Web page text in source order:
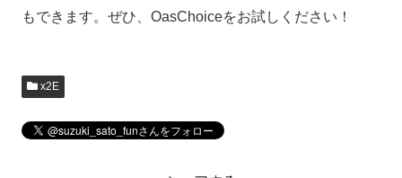
もできます。ぜひ、OasChoiceをお試しください！
x2E